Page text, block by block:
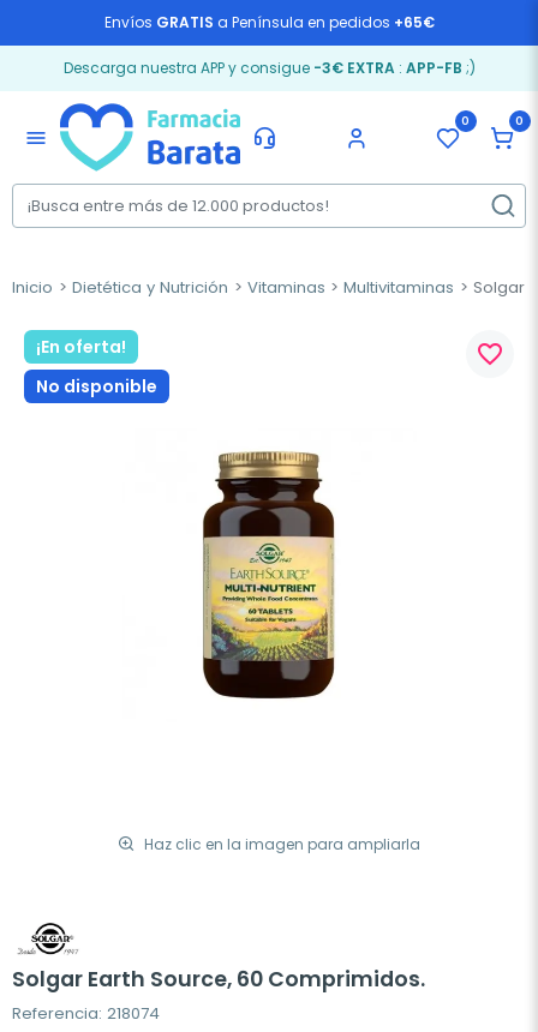
Envíos GRATIS a Península en pedidos +65€
Descarga nuestra APP y consigue -3€ EXTRA: APP-FB ;)
menu
0 0
Inicio Dietética y Nutrición Vitaminas Multivitaminas Solgar
¡En oferta!
No disponible
Haz clic en la imagen para ampliarla
favorite_border
Solgar Earth Source, 60 Comprimidos.
Referencia: 218074